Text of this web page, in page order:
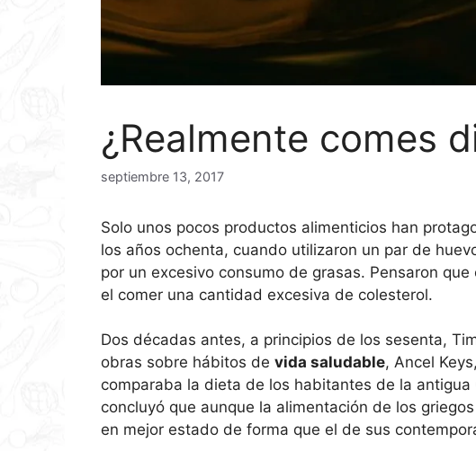
¿Realmente comes
septiembre 13, 2017
Solo unos pocos productos alimenticios han
los años ochenta, cuando utilizaron un par de
por un excesivo consumo de grasas. Pensaron
el comer una cantidad excesiva de colesterol.
Dos décadas antes, a principios de los sesenta,
obras sobre hábitos de vida saludable, Ancel
comparaba la dieta de los habitantes de la
concluyó que aunque la alimentación de los
en mejor estado de forma que el de sus